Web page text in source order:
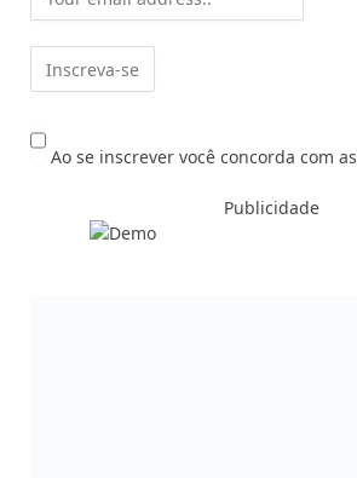
Ao se inscrever você concorda com as
Publicidade